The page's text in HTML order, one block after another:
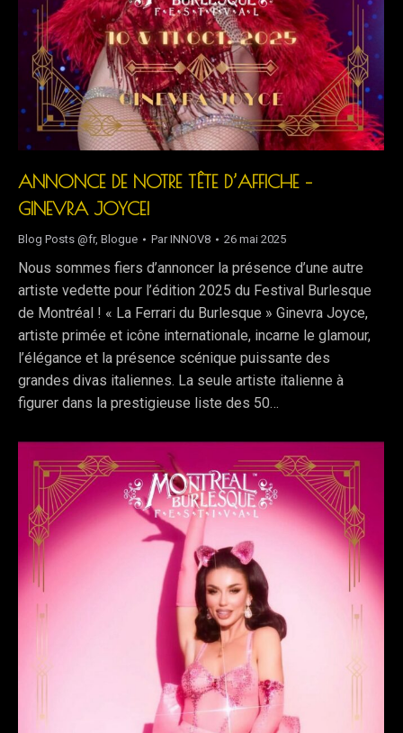
ANNONCE DE NOTRE TÊTE D’AFFICHE –
GINEVRA JOYCE!
Blog Posts @fr, Blogue ParINNOV8 26 mai 2025
Nous sommes fiers d’annoncer la présence d’une autre
artiste vedette pour l’édition 2025 du Festival Burlesque
de Montréal ! « La Ferrari du Burlesque » Ginevra Joyce,
artiste primée et icône internationale, incarne le glamour,
l’élégance et la présence scénique puissante des
grandes divas italiennes. La seule artiste italienne à
figurer dans la prestigieuse liste des 50…